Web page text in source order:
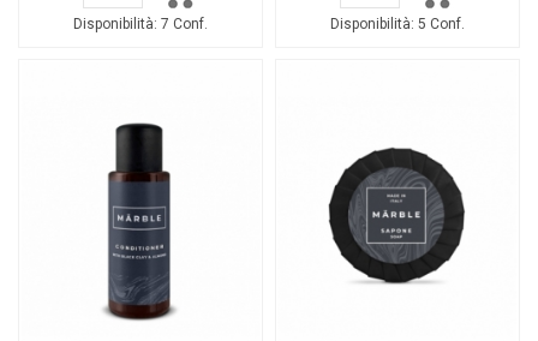
Disponibilità:7 Conf. Disponibilità: 5 Conf.